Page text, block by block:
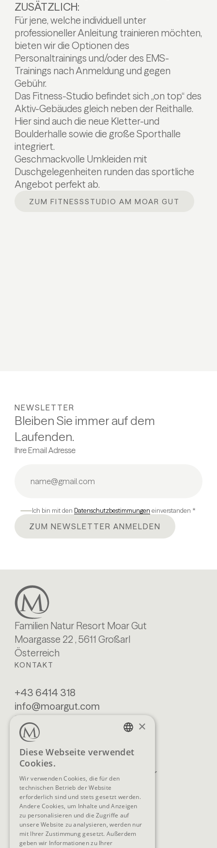
ZUSÄTZLICH:
Für jene, welche individuell unter
professioneller Anleitung trainieren möchten,
bieten wir die Optionen des
Personaltrainings und/oder des EMS-
Trainings nach Anmeldung und gegen
Gebühr.
Das Fitness-Studio befindet sich „on top“ des
Aktiv-Gebäudes gleich neben der Reithalle.
Hier sind auch die neue Kletter-und
Boulderhalle sowie die große Sporthalle
integriert.
Geschmackvolle Umkleiden mit
Duschgelegenheiten runden das sportliche
Angebot perfekt ab.
ZUM FITNESSSTUDIO AM MOAR GUT
NEWSLETTER
Bleiben Sie immer auf dem
Laufenden.
Ihre Email Adresse
Ich bin mit den Datenschutzbestimmungen einverstanden *
ZUM NEWSLETTER ANMELDEN
Familien Natur Resort Moar Gut
Moargasse 22 , 5611 Großarl
Österreich
KONTAKT
+43 6414 318
info@moargut.com
SERVICES
Lage & Anreise
Blog
FAQ
Buchen
Anfragen
Newsletter
AGB
SOCIAL MEDIA
×
Diese Webseite verwendet
Cookies.
Wir verwenden Cookies, die für den
technischen Betrieb der Website
erforderlich sind und stets gesetzt werden.
Andere Cookies, um Inhalte und Anzeigen
zu personalisieren und die Zugriffe auf
unsere Website zu analysieren, werden nur
mit Ihrer Zustimmung gesetzt. Außerdem
geben wir Informationen zu Ihrer